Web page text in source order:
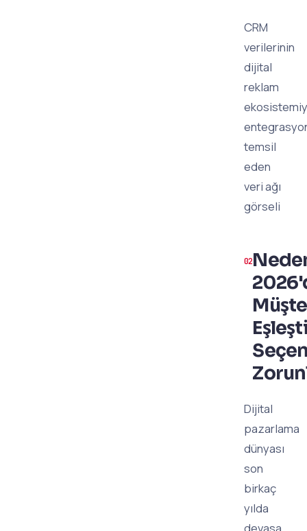
CRM
verilerinin
dijital
reklam
temsil
eden
veri ağı
görseli
Dijital
pazarlama
dünyası
son
birkaç
yılda
devasa